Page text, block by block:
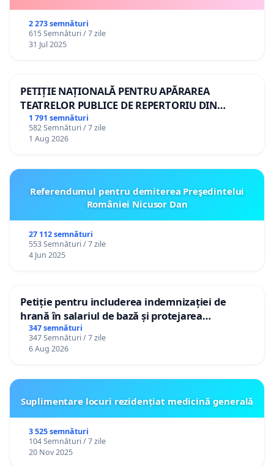
2 273 semnături
615 Semnături / 7 zile
31 Jul 2025
PETIȚIE NAȚIONALĂ PENTRU APĂRAREA
TEATRELOR PUBLICE DE REPERTORIU DIN
ROMÂNIA
1 791 semnături
582 Semnături / 7 zile
1 Aug 2026
Referendumul pentru demiterea Preşedintelui
României Nicusor Dan
27 112 semnături
553 Semnături / 7 zile
4 Jun 2025
Petiție pentru includerea indemnizației de
hrană în salariul de bază și protejarea
gradațiilor de vechime pentru asistenții
personali
347 semnături
347 Semnături / 7 zile
6 Aug 2026
Suplimentare locuri rezidențiat medicină generală
3 525 semnături
104 Semnături / 7 zile
20 Nov 2025